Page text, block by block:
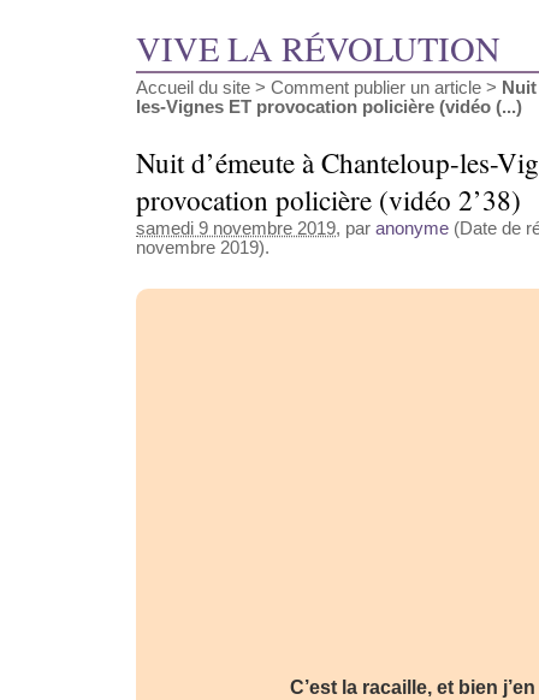
VIVE LA RÉVOLUTION
Accueil du site > Comment publier un article >
les-Vignes ET provocation policière (vidéo (...)
Nuit d’émeute à Chanteloup-les-
provocation policière (vidéo 2’38)
samedi 9 novembre 2019, par anonyme (Date de
novembre 2019).
C’est la racaille, et bien